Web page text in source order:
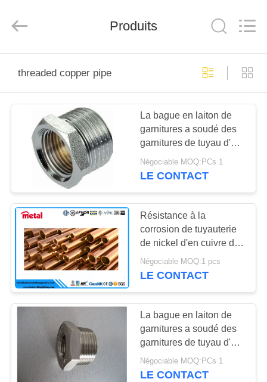
PRODUITS
SUJET
NOUS
VISITE
D'USINE
CONTRÔLE
DE
QUALITÉ
CONTACTEZ-
GROUP
CHINA.
Produits
threaded copper pipe
La bague en laiton de
garnitures a soudé des
garnitures de tuyau d'en
cuivre de fil
d'UNS70600 TNP
Négociable MOQ:PCs 1
LE CONTACT
Résistance à la
corrosion de tuyauterie
de nickel d'en cuivre de
CuNi, tuyau de cuivre
fileté d'eau de mer
Négociable MOQ:1 pcs
LE CONTACT
La bague en laiton de
garnitures a soudé des
garnitures de tuyau d'en
cuivre de fil
d'UNS70600 TNP
Négociable MOQ:PCs 1
LE CONTACT